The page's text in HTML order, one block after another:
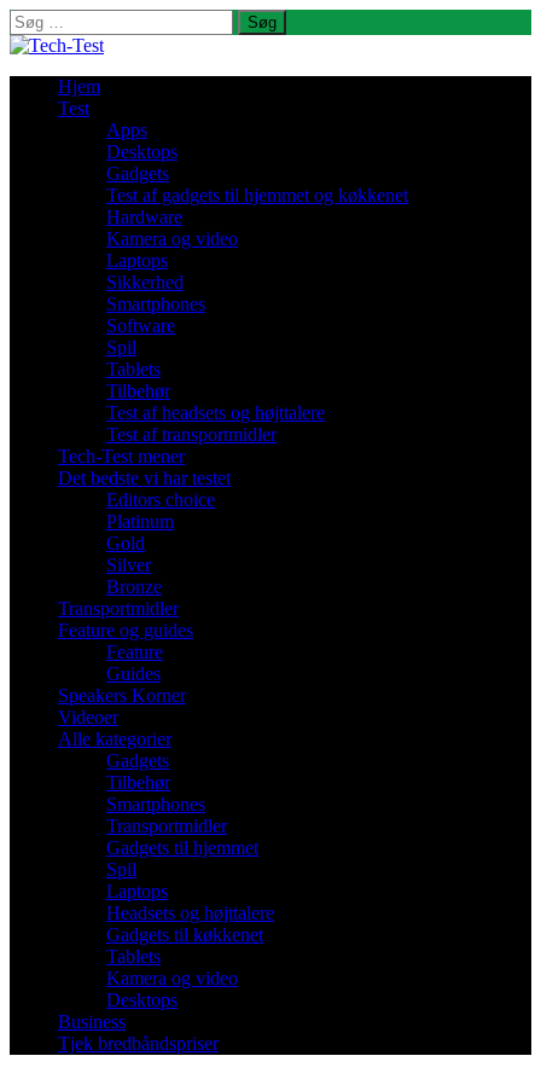
Søg
efter:
Hjem
Test
Apps
Desktops
Gadgets
Test af gadgets til hjemmet og køkkenet
Hardware
Kamera og video
Laptops
Sikkerhed
Smartphones
Software
Spil
Tablets
Tilbehør
Test af headsets og højttalere
Test af transportmidler
Tech-Test mener
Det bedste vi har testet
Editors choice
Platinum
Gold
Silver
Bronze
Transportmidler
Feature og guides
Feature
Guides
Speakers Korner
Videoer
Alle kategorier
Gadgets
Tilbehør
Smartphones
Transportmidler
Gadgets til hjemmet
Spil
Laptops
Headsets og højttalere
Gadgets til køkkenet
Tablets
Kamera og video
Desktops
Business
Tjek bredbåndspriser